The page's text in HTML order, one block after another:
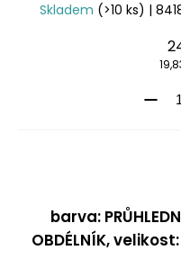
Skladem (>10 ks) |
barva:
OBDÉLNÍK,